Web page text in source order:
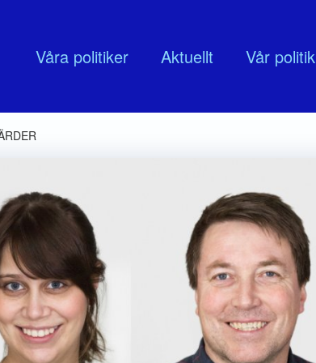
Våra politiker Aktuellt Vår politik
Om oss
MUF Nyköping
Moderata seniorer
ModeratKvinnor